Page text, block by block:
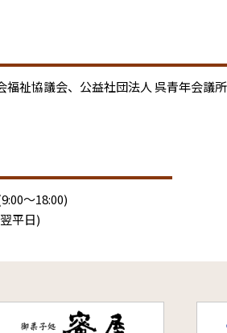
祉協議会、公益社団法人 呉青年会議
～18:00)
平日)